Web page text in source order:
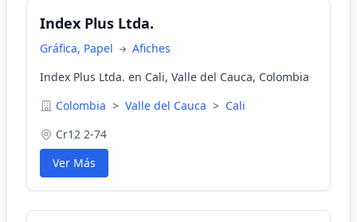
Index Plus Ltda.
Gráfica, Papel
Afiches
Index Plus Ltda. en Cali, Valle del Cauca, Colombia
Colombia > Valle del Cauca > Cali
Cr12 2-74
Ver Más